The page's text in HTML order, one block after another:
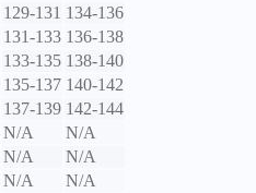
129-131 134-136
131-133 136-138
133-135 138-140
135-137 140-142
137-139 142-144
N/A
N/A
N/A
N/A
N/A
N/A